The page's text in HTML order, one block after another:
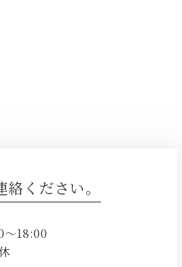
ください。
～18:00